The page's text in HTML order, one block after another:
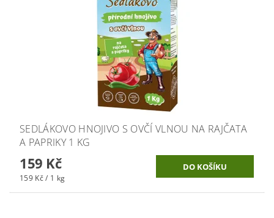
SEDLÁKOVO HNOJIVO S OVČÍ VLNOU NA RAJČATA
A PAPRIKY 1 KG
159 Kč
159 Kč / 1 kg